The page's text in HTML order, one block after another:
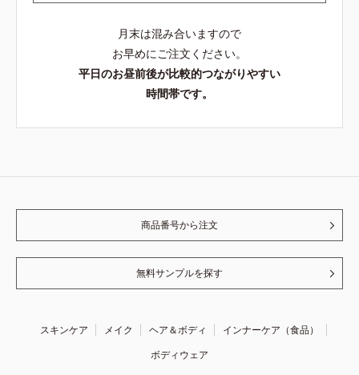
月末は混み合いますので
お早めにご注文ください。
平日のお昼前後が比較的つながりやすい
時間帯です。
商品番号から注文
無料サンプルを探す
スキンケア メイク ヘア＆ボディ
インナーケア（食品）
ボディウェア